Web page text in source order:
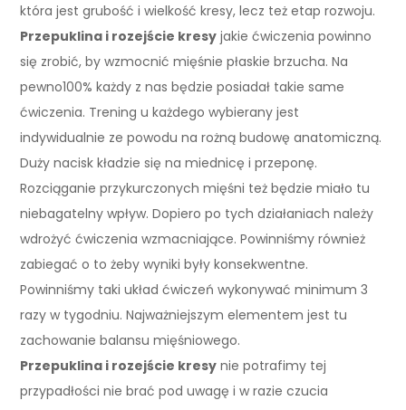
która jest grubość i wielkość kresy, lecz też etap rozwoju.
Przepuklina i rozejście kresy jakie ćwiczenia powinno
się zrobić, by wzmocnić mięśnie płaskie brzucha. Na
pewno100% każdy z nas będzie posiadał takie same
ćwiczenia. Trening u każdego wybierany jest
indywidualnie ze powodu na rożną budowę anatomiczną.
Duży nacisk kładzie się na miednicę i przeponę.
Rozciąganie przykurczonych mięśni też będzie miało tu
niebagatelny wpływ. Dopiero po tych działaniach należy
wdrożyć ćwiczenia wzmacniające. Powinniśmy również
zabiegać o to żeby wyniki były konsekwentne.
Powinniśmy taki układ ćwiczeń wykonywać minimum 3
razy w tygodniu. Najważniejszym elementem jest tu
zachowanie balansu mięśniowego.
Przepuklina i rozejście kresy nie potrafimy tej
przypadłości nie brać pod uwagę i w razie czucia